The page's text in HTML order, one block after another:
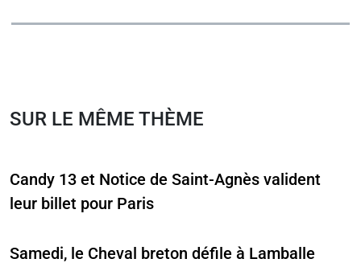
SUR LE MÊME THÈME
Candy 13 et Notice de Saint-Agnès valident
leur billet pour Paris
Samedi, le Cheval breton défile à Lamballe